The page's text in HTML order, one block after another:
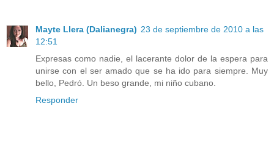
Mayte Llera (Dalianegra) 23 de septiembre de 2010 a las
12:51
Expresas como nadie, el lacerante dolor de la espera para
unirse con el ser amado que se ha ido para siempre. Muy
bello, Pedró. Un beso grande, mi niño cubano.
Responder